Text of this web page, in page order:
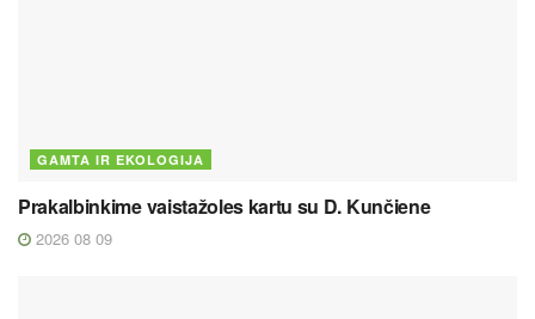
GAMTA IR EKOLOGIJA
Prakalbinkime vaistažoles kartu su D. Kunčiene
2026 08 09